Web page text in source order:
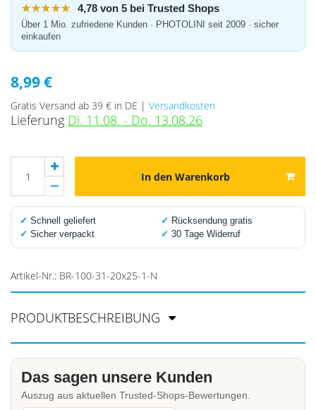
★★★★★ 4,78 von 5 bei Trusted Shops
Über 1 Mio. zufriedene Kunden · PHOTOLINI seit 2009 · sicher
einkaufen
8,99 €
Gratis Versand ab 39 € in DE | Versandkosten
Lieferung Di. 11.08. - Do. 13.08.26
In den Warenkorb
✓ Schnell geliefert ✓ Rücksendung gratis
✓ Sicher verpackt ✓ 30 Tage Widerruf
Artikel-Nr.: BR-100-31-20x25-1-N
PRODUKTBESCHREIBUNG
Das sagen unsere Kunden
Auszug aus aktuellen Trusted-Shops-Bewertungen.